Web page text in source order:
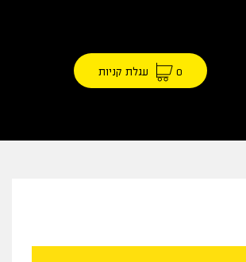
0 עגלת קניות